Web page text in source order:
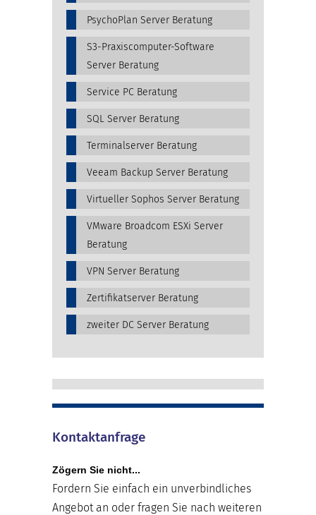
PsychoPlan Server Beratung
S3-Praxiscomputer-Software
Server Beratung
Service PC Beratung
SQL Server Beratung
Terminalserver Beratung
Veeam Backup Server Beratung
Virtueller Sophos Server Beratung
VMware Broadcom ESXi Server
Beratung
VPN Server Beratung
Zertifikatserver Beratung
zweiter DC Server Beratung
Kontaktanfrage
Zögern Sie nicht...
Fordern Sie einfach ein unverbindliches
Angebot an oder fragen Sie nach weiteren